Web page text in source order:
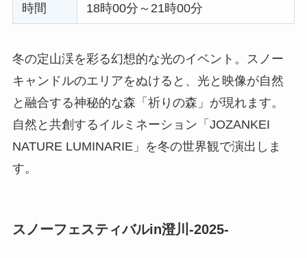
時間 18時00分～21時00分
冬の定山渓を彩る幻想的な光のイベント。スノー
キャンドルのエリアをぬけると、光と映像が自然
と融合する神秘的な森「祈りの森」が現れます。
自然と共創するイルミネーション「JOZANKEI
NATURE LUMINARIE」を冬の世界観で演出しま
す。
スノーフェスティバルin澄川-2025-